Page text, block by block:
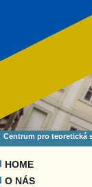
Centrum pro teoretická
HOME
O NÁS